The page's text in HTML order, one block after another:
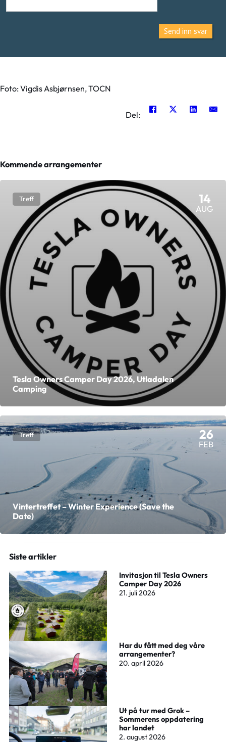
Send inn svar
Foto: Vigdis Asbjørnsen, TOCN
Del:
Kommende arrangementer
Treff 14
AUG
Tesla Owners Camper Day 2026, Utladalen
Camping
Treff 26
FEB
Vintertreffet – Winter Experience (Save the
Date)
Siste artikler
Invitasjon til Tesla Owners
Camper Day 2026
21. juli 2026
Har du fått med deg våre
arrangementer?
20. april 2026
Ut på tur med Grok –
Sommerens oppdatering
har landet
2. august 2026